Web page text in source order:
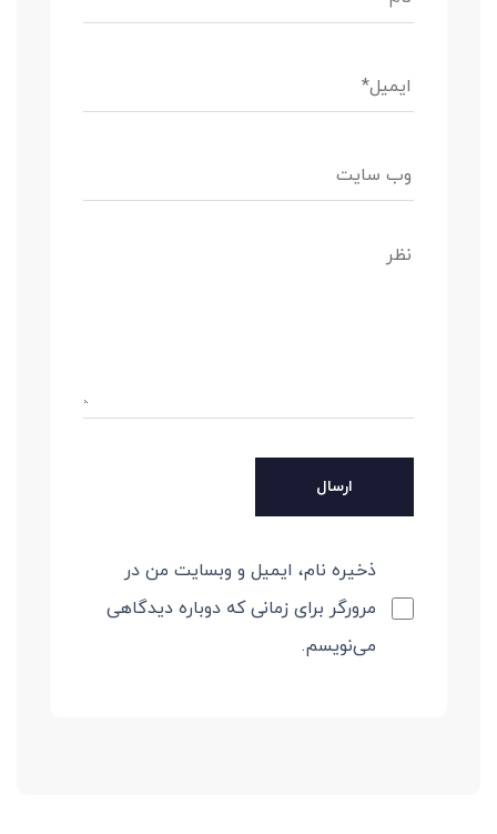
ذخیره نام، ایمیل و وبسایت من در
مرورگر برای زمانی که دوباره دیدگاهی
می‌نویسم.